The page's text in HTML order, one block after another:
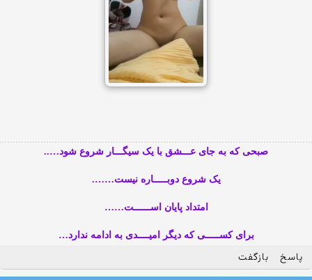
صبحی که به جای عـــشق با یک سیگـــار شروع شود…..
یک شروع دوبـــــاره نیست…….
امتداد پایان اســــــت……
برای کســـــی که دیگر امیــــدی به ادامه ندارد…
پاسخ بازگفت